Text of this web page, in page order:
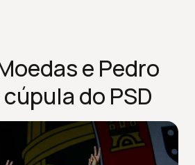
e Pedro
do PSD